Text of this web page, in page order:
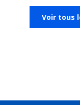
Voir tous